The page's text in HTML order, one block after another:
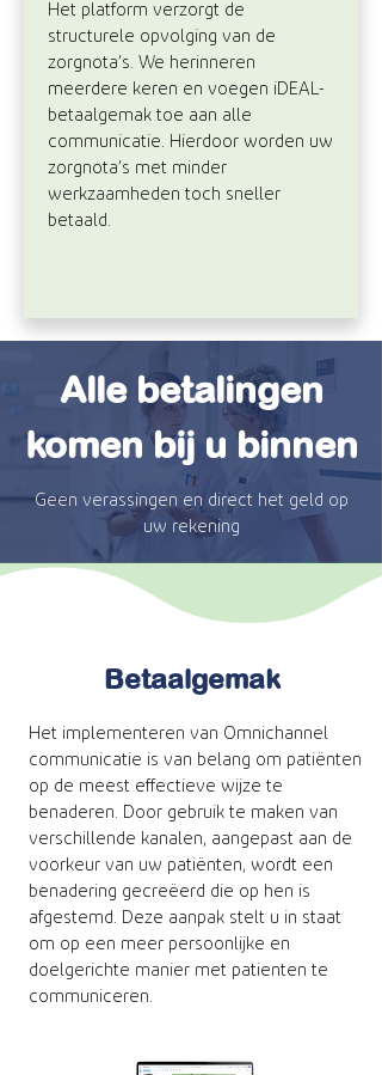
Het platform verzorgt de
structurele opvolging van de
zorgnota’s. We herinneren
meerdere keren en voegen iDEAL-
betaalgemak toe aan alle
communicatie. Hierdoor worden uw
zorgnota’s met minder
werkzaamheden toch sneller
betaald.
Alle betalingen
komen bij u binnen
Geen verassingen en direct het geld op
uw rekening
Betaalgemak
Het implementeren van Omnichannel
communicatie is van belang om patiënten
op de meest effectieve wijze te
benaderen. Door gebruik te maken van
verschillende kanalen, aangepast aan de
voorkeur van uw patiënten, wordt een
benadering gecreëerd die op hen is
afgestemd. Deze aanpak stelt u in staat
om op een meer persoonlijke en
doelgerichte manier met patienten te
communiceren.